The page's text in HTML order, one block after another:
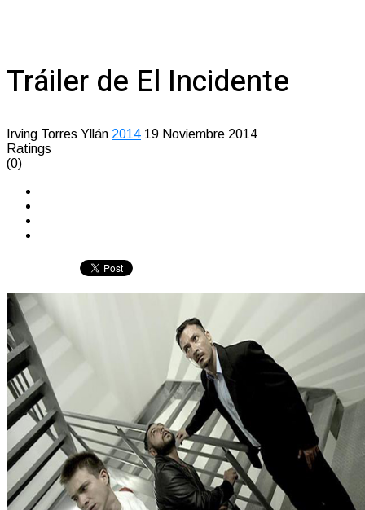
Tráiler de El Incidente
Irving Torres Yllán 2014 19 Noviembre 2014
Ratings
(0)